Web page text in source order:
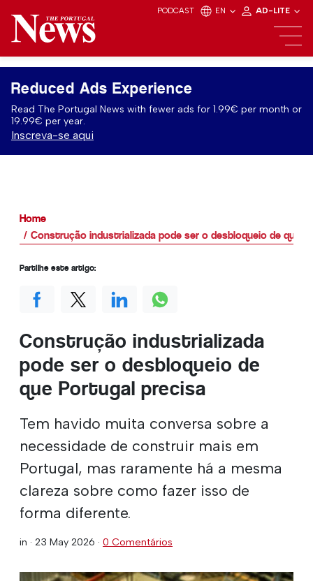
PODCAST EN AD-LITE
Reduced Ads Experience
Read The Portugal News with fewer ads for 1.99€ per month or
19.99€ per year.
Inscreva-se aqui
Home
Construção industrializada pode ser o desbloqueio de que
Construção industrializada
pode ser o desbloqueio de
que Portugal precisa
Tem havido muita conversa sobre a
necessidade de construir mais em
Portugal, mas raramente há a mesma
clareza sobre como fazer isso de
forma diferente.
in · 23 May 2026 · 0 Comentários
Partilhe este artigo: